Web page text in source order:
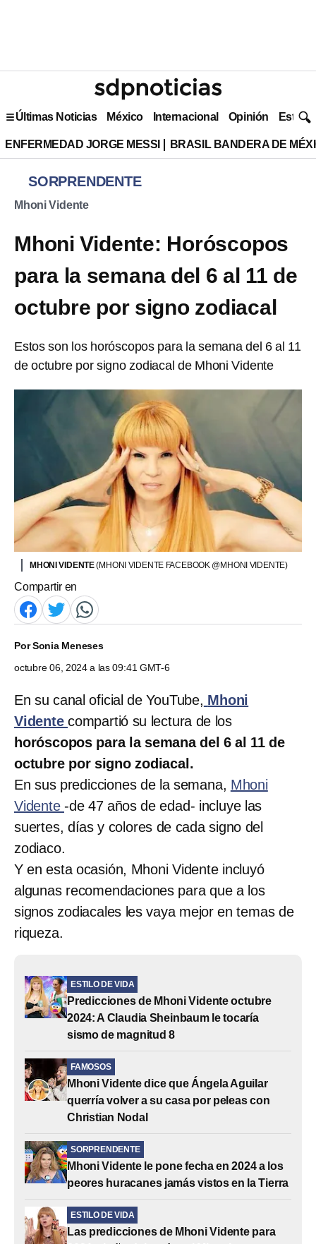
Últimas Noticias México Internacional Opinión Estilo
ENFERMEDAD JORGE MESSI BRASIL BANDERA DE
SORPRENDENTE
Mhoni Vidente
Mhoni Vidente: Horóscopos
para la semana del 6 al 11 de
octubre por signo zodiacal
Estos son los horóscopos para la semana del 6 al 11
de octubre por signo zodiacal de Mhoni Vidente
MHONI VIDENTE(MHONI VIDENTE FACEBOOK @MHONI VIDENTE)
Compartir en
PorSonia Meneses
octubre 06, 2024 a las 09:41 GMT-6
En su canal oficial de YouTube, Mhoni
Vidente compartió su lectura de los
horóscopos para la semana del 6 al 11 de
octubre por signo zodiacal.
En sus predicciones de la semana, Mhoni
Vidente -de 47 años de edad- incluye las
suertes, días y colores de cada signo del
zodiaco.
Y en esta ocasión, Mhoni Vidente incluyó
algunas recomendaciones para que a los
signos zodiacales les vaya mejor en temas de
riqueza.
ESTILO DE VIDA
Predicciones de Mhoni Vidente octubre
2024: A Claudia Sheinbaum le tocaría
sismo de magnitud 8
FAMOSOS
Mhoni Vidente dice que Ángela Aguilar
querría volver a su casa por peleas con
Christian Nodal
SORPRENDENTE
Mhoni Vidente le pone fecha en 2024 a los
peores huracanes jamás vistos en la Tierra
ESTILO DE VIDA
Las predicciones de Mhoni Vidente para